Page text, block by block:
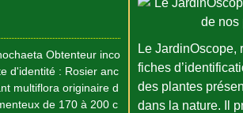
Obtenteur inco
d'identité : Rosier anc
multiflora originaire d
de 170 à 200 c
Le JardinOscope,
fiches
des plantes
dans la nature. Il